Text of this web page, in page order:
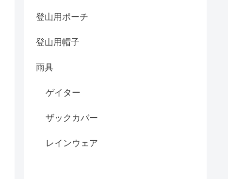
登山用ポーチ
登山用帽子
雨具
ゲイター
ザックカバー
レインウェア